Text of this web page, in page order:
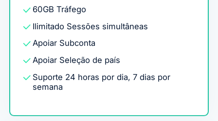
60GB Tráfego
Ilimitado Sessões simultâneas
Apoiar Subconta
Apoiar Seleção de país
Suporte 24 horas por dia, 7 dias por
semana